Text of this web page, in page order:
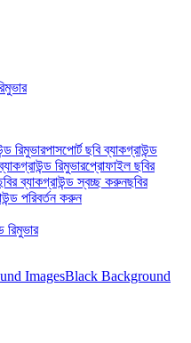
রিমুভারপাসপোর্ট ছবি ব্যাকগ্রাউন্ড
রিমুভারপ্রোফাইল ছবির
ব্যাকগ্রাউন্ড স্বচ্ছ করুনছবির
পরিবর্তন করুন
রিমুভার
ImagesBlack Background